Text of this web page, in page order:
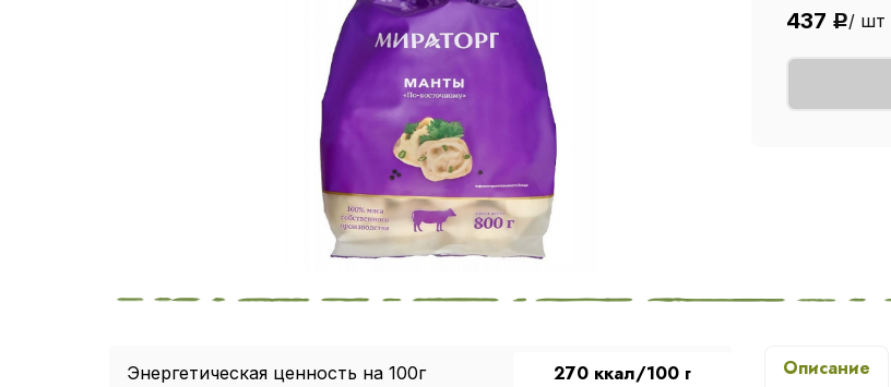
437 Р/ шт
Энергетическая ценность на 100г 270 ккал/100 г Описание